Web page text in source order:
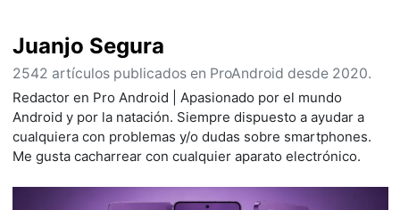
Juanjo Segura
2542 artículos publicados en ProAndroid desde 2020.
Redactor en Pro Android | Apasionado por el mundo
Android y por la natación. Siempre dispuesto a ayudar a
cualquiera con problemas y/o dudas sobre smartphones.
Me gusta cacharrear con cualquier aparato electrónico.